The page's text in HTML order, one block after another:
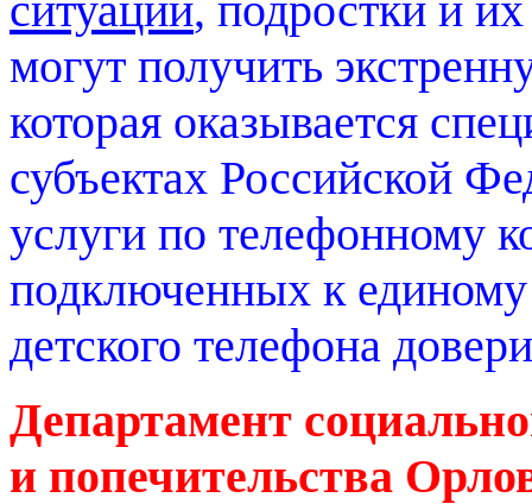
могут получить
которая оказывается
субъектах Российской
услуги по телефонному
подключенных к
детского телефона
Департамент
и попечительства